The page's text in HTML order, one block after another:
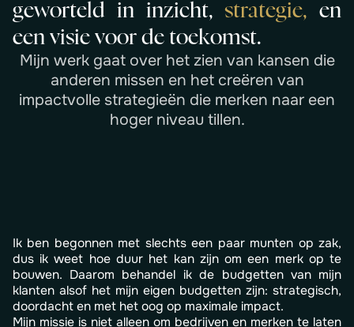
geworteld in inzicht, strategie, en
een visie voor de toekomst.
Mijn werk gaat over het zien van kansen die
anderen missen en het creëren van
impactvolle strategieën die merken naar een
hoger niveau tillen.
Mijn missie is niet alleen om bedrijven en merken te laten
Ik ben begonnen met slechts een paar munten op zak,
dus ik weet hoe duur het kan zijn om een merk op te
bouwen. Daarom behandel ik de budgetten van mijn
klanten alsof het mijn eigen budgetten zijn: strategisch,
doordacht en met het oog op maximale impact.